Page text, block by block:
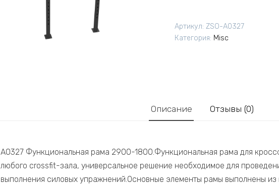
Артикул: ZSO-A0327
Категория: Misc
Описание Отзывы (0)
А0327 Функциональная рама 2900-1800.Функциональная рама для
любого crossfit-зала, универсальное решение необходимое для
выполнения силовых упражнений.Основные элементы рамы выполнены